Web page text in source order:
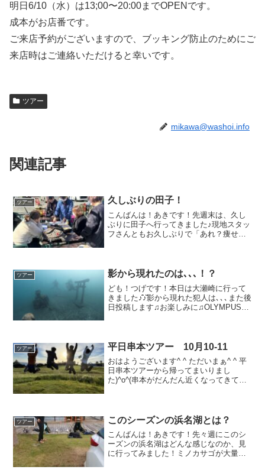
明日6/10（水）は13;00〜20:00までOPENです。
成本がお店番です。
ご来店予約がございますので、ブッキング防止のためにご
来店時はご連絡いただけると幸いです。
ツアー
mikawa@washoi.info
関連記事
ツアー 久しぶりの田子！
こんばんは！あきです！先週末は、久し
ぶりに田子へ行ってきました♪現地スタッ
フさんともお久しぶりで「あれ？痩せま
成本も遊びに参戦...
ツアー 影から現れたのは､､､！？
ども！つげです！本日は大瀬崎に行って
きました♪̊̈♪̆̈影から現れた犯人は､､､また後
日投稿します♫お楽しみに♫OLYMPUS
ツアー 平日串本ツアー 10月10-11
おはようございます^ ^ ただいまぁ^ ^ 平
日串本ツアーから帰ってまいりまし
た)^o^(串本がだんだん近くなってきてい
でダイビング...
ツアー このシーズンの浜名湖とは？
こんばんは！あきです！先々週にこのシ
ーズンの浜名湖はどんな感じなのか、見
に行ってみました！ミノカサゴが大量発